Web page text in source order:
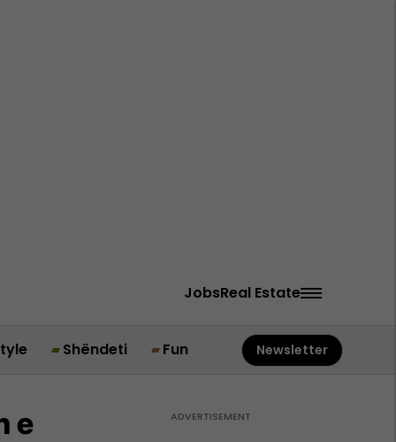
JobsReal Estate
Shëndeti Fun Newsletter
e